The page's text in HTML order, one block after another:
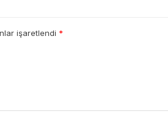
işaretlendi *